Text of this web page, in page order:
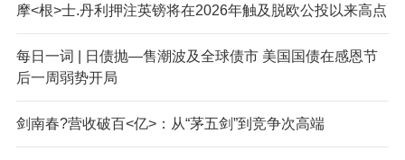
摩<根>士.丹利押注英镑将在2026年触及脱欧公投以来高点
每日一词 | 日债抛—售潮波及全球债市 美国国债在感恩节
后一周弱势开局
剑南春?营收破百<亿>：从“茅五剑”到竞争次高端